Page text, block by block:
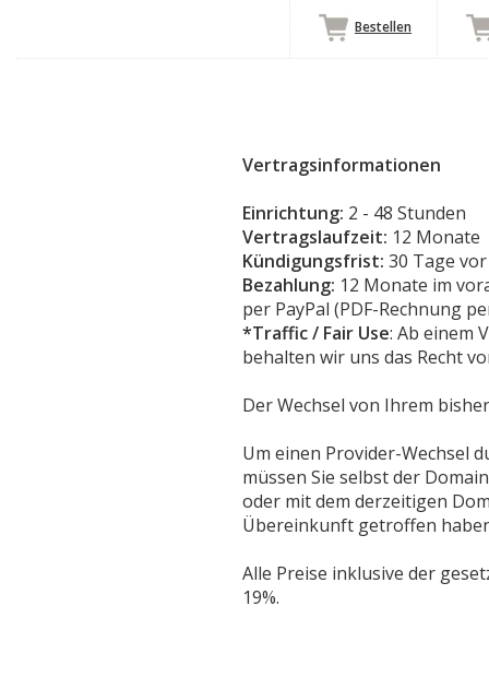
Bestellen
Vertragsinformationen
Einrichtung: 2 - 48 Stunden
Vertragslaufzeit: 12 Monate
Kündigungsfrist: 30 Tage
Bezahlung: 12 Monate im
per PayPal (PDF-Rechnung
*Traffic / Fair Use: Ab einem
behalten wir uns das Recht
Der Wechsel von Ihrem
Um einen Provider-Wechsel
müssen Sie selbst der
oder mit dem derzeitigen
Übereinkunft getroffen
Alle Preise inklusive der
19%.